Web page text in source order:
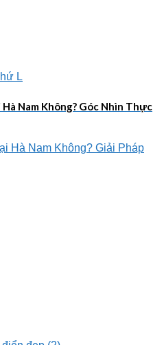
Nam Không? Góc Nhìn Thực
Hà Nam Không? Giải Pháp